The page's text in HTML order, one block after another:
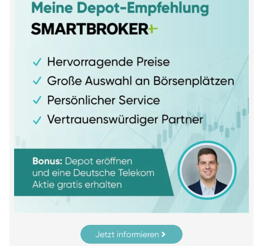
Jetzt informieren